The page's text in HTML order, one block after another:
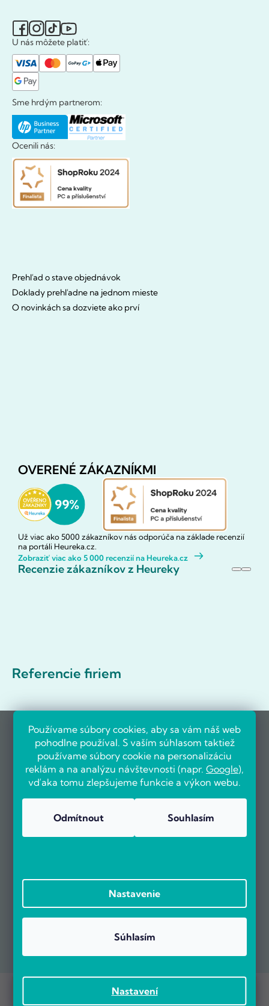
Používame súbory cookies, aby sa vám náš web
pohodlne používal. S vaším súhlasom taktiež
používame súbory cookie na personalizáciu
reklám a na analýzu návštevnosti (napr. Google),
vďaka tomu zlepšujeme funkcie a výkon webu.
Nastavení
Odmítnout Souhlasím
Nastavenie
Súhlasím
Prebieha Masaker cien! Navyše objednávky nad 100 EUR sú s
U nás môžete platiť:
Sme hrdým partnerom:
Ocenili nás:
Prehľad o stave objednávok
Doklady prehľadne na jednom mieste
O novinkách sa dozviete ako prví
OVERENÉ ZÁKAZNÍKMI
Už viac ako 5000 zákazníkov nás odporúča na základe recenzií
na portáli Heureka.cz.
Zobraziť viac ako 5 000 recenzií na Heureka.cz
Recenzie zákazníkov z Heureky
Referencie firiem
POČÍTÁRNA.SK. Všetky práva vyhradené.